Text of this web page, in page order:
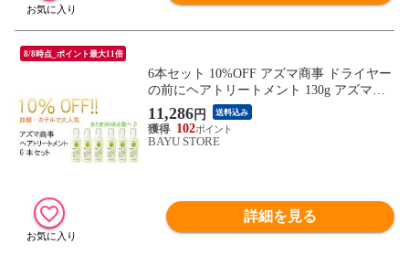
8/8時点_ポイント最大11倍
6本セット 10%OFF アズマ商事 ドライヤー
の前にヘアトリートメント 130g アズマ商
事 旅美人 ヘアケア トリートメント 洗い流
さないトリートメント ヘアトリートメント
ヘアミルク 旅美人 アズマ商事トリートメ
11,286円 送料込み
102
BAYU STORE
詳細を見る